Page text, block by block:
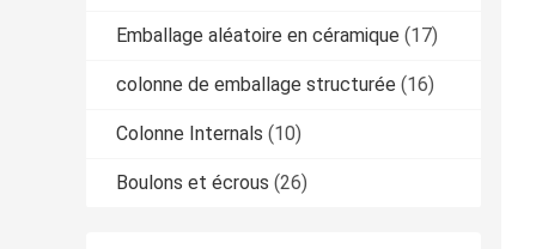
Emballage aléatoire en céramique (17)
colonne de emballage structurée (16)
Colonne Internals (10)
Boulons et écrous (26)